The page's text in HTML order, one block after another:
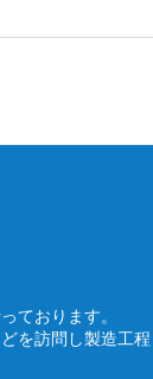
ております。
を訪問し製造工程